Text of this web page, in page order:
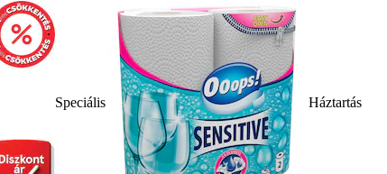
Speciális Háztartás